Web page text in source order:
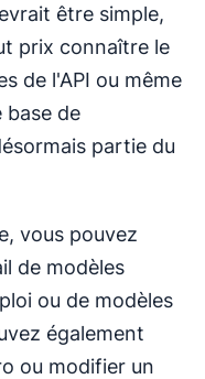
être simple,
prix connaître le
de l'API ou même
base de
partie du
vous pouvez
de modèles
ou de modèles
également
ou modifier un